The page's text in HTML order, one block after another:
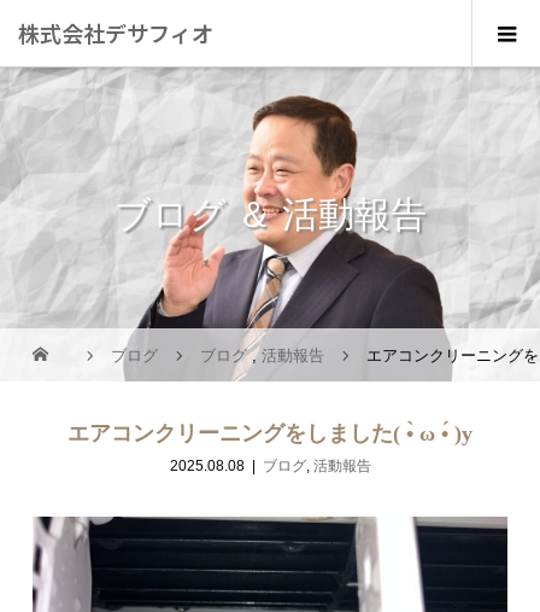
株式会社デサフィオ
ブログ ＆ 活動報告
ブログ ブログ ,活動報告 エアコンクリーニング
エアコンクリーニングをしました( •̀ ω •́ )y
2025.08.08 ブログ, 活動報告